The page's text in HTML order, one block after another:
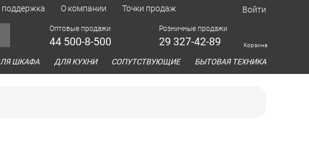
О компании Точки продаж Войти
Оптовые продажи
44 500-8-500
Розничные продажи
29 327-42-89 Корзина
ШКАФА ДЛЯ КУХНИ СОПУТСТВУЮЩИЕ БЫТОВАЯ ТЕХНИКА